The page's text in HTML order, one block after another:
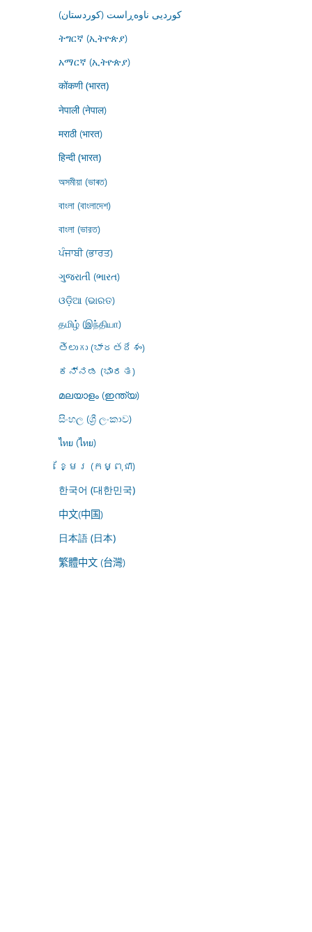
کوردیی ناوەڕاست (کوردستان)
ትግርኛ (ኢትዮጵያ)
አማርኛ (ኢትዮጵያ)
कोंकणी (भारत)
नेपाली (नेपाल)
मराठी (भारत)
हिन्दी (भारत)
অসমীয়া (ভাৰত)
বাংলা (বাংলাদেশ)
বাংলা (ভারত)
ਪੰਜਾਬੀ (ਭਾਰਤ)
ગુજરાતી (ભારત)
ଓଡ଼ିଆ (ଭାରତ)
தமிழ் (இந்தியா)
తెలుగు (భారతదేశం)
ಕನ್ನಡ (ಭಾರತ)
മലയാളം (ഇന്ത്യ)
සිංහල (ශ්‍රී ලංකාව)
ไทย (ไทย)
ខ្មែរ (កម្ពុជា)
한국어 (대한민국)
中文(中国)
日本語 (日本)
繁體中文 (台灣)